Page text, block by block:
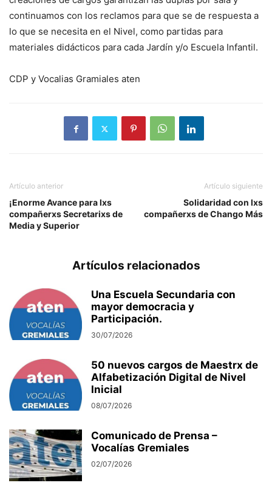
continuamos con los reclamos para que se de respuesta a
lo que se necesita en el Nivel, como partidas para
materiales didácticos para cada Jardín y/o Escuela Infantil.
CDP y Vocalias Gramiales aten
Artículo anterior
¡Enorme Avance para lxs
compañerxs Secretarixs de
Media y Superior
Artículo siguiente
Solidaridad con lxs
compañerxs de Chango Más
Artículos relacionados
Una Escuela Secundaria con
mayor democracia y
Participación.
30/07/2026
50 nuevos cargos de Maestrx de
Alfabetización Digital de Nivel
Inicial
08/07/2026
Comunicado de Prensa –
Vocalías Gremiales
02/07/2026